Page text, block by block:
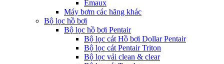
Emaux
Máy bơm các hãng khác
Bộ lọc hồ bơi
Bộ lọc hồ bơi Pentair
Bộ lọc cát Hồ bơi Dollar Pentair
Bộ lọc cát Pentair Triton
Bộ lọc vải clean & clear